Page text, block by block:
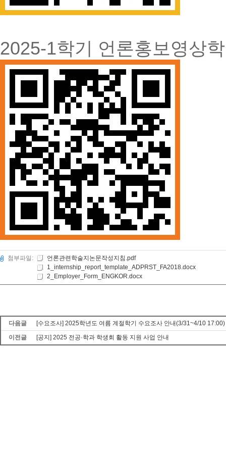
2025-1학기 언론홍보영상
첨부파일:
언론관련학술지논문작성지침.pdf
1_internship_report_template_ADPRST_FA2018.docx
2_Employer_Form_ENGKOR.docx
다음글
[수요조사] 2025학년도 여름 계절학기 수요조사 안내(3/31~4/10 17:00)
이전글
[공지] 2025 전공·학과 학생회 활동 지원 사업 안내